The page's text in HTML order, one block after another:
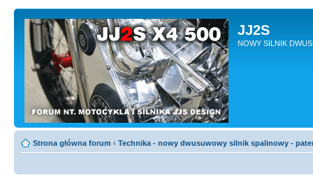
JJ2S
NOWY SILNIK
Strona główna forum ‹ Technika - nowy dwusuwowy silnik spalinowy -